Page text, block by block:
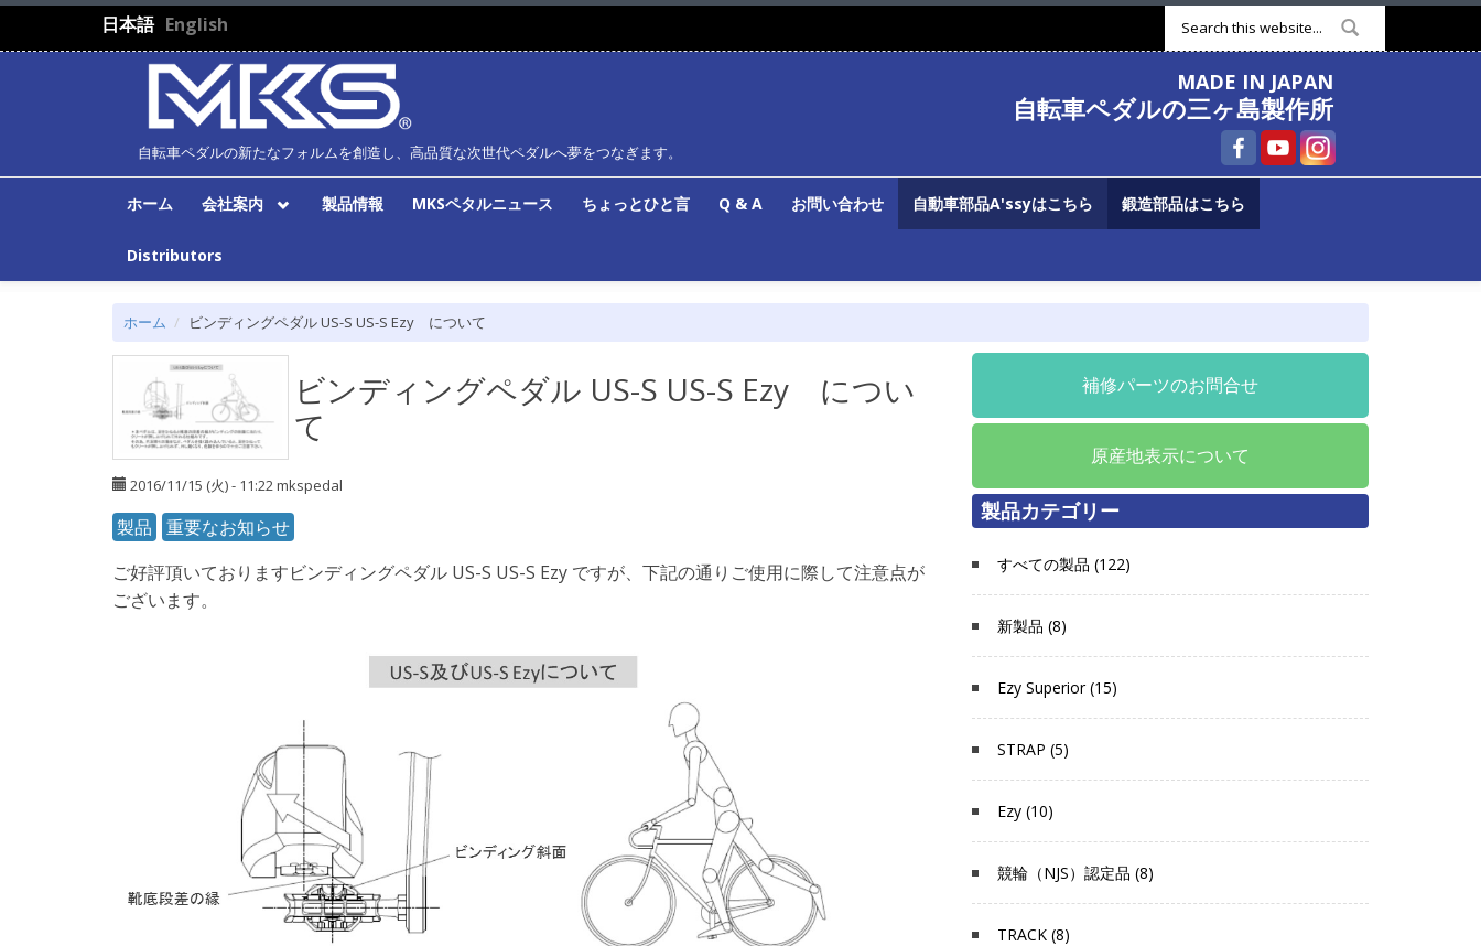
メインコンテンツに移動
日本語 English 検索フォーム
MADE IN JAPAN
自転車ペダルの三ヶ島製作所
自転車ペダルの新たなフォルムを創造し、高品質な次世代ペダルへ夢をつなぎます。
ホーム 会社案内 製品情報 MKSペタルニュース ちょっとひと言 Q & A お問い合わせ 自動車部品A'ssyはこちら 鍛造部品はこちら
Distributors
ホーム ビンディングペダル US-S US-S Ezy について
ビンディングペダル US-S US-S Ezy につい
て
2016/11/15 (火) - 11:22mkspedal
製品
重要なお知らせ
ご好評頂いておりますビンディングペダル US-S US-S Ezy ですが、下記の通りご使用に際して注意点が
ございます。
補修パーツのお問合せ
原産地表示について
製品カテゴリー
すべての製品 (122)
新製品 (8)
Ezy Superior (15)
STRAP (5)
Ezy (10)
競輪（NJS）認定品 (8)
TRACK (8)